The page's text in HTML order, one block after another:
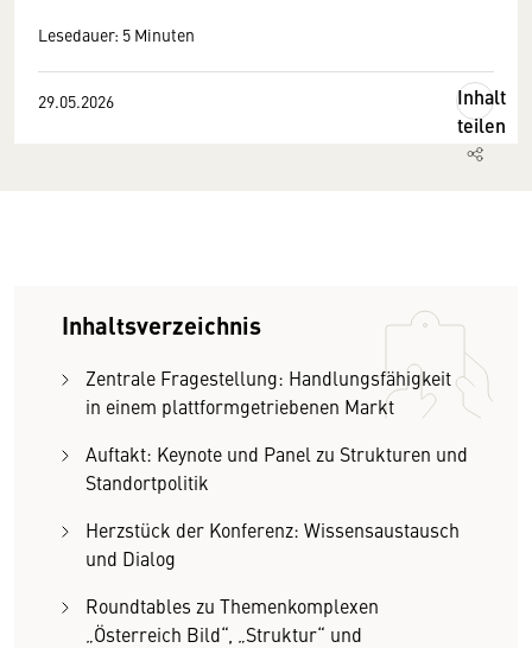
Lesedauer: 5 Minuten
29.05.2026
Inhalt
teilen
Inhaltsverzeichnis
Zentrale Fragestellung: Handlungsfähigkeit
in einem plattformgetriebenen Markt
Auftakt: Keynote und Panel zu Strukturen und
Standortpolitik
Herzstück der Konferenz: Wissensaustausch
und Dialog
Roundtables zu Themenkomplexen
„Österreich Bild“, „Struktur“ und